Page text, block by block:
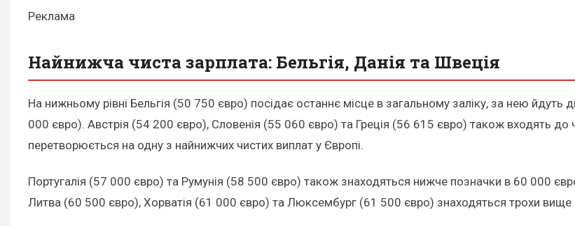
Реклама
Найнижча чиста зарплата: Бельгія, Данія та Швеція
На нижньому рівні Бельгія (50 750 євро) посідає останнє місце в загальному заліку, за нею йдуть
000 євро). Австрія (54 200 євро), Словенія (55 060 євро) та Греція (56 615 євро) також входять до
перетворюється на одну з найнижчих чистих виплат у Європі.
Португалія (57 000 євро) та Румунія (58 500 євро) також знаходяться нижче позначки в 60 000
Литва (60 500 євро), Хорватія (61 000 євро) та Люксембург (61 500 євро) знаходяться трохи вище